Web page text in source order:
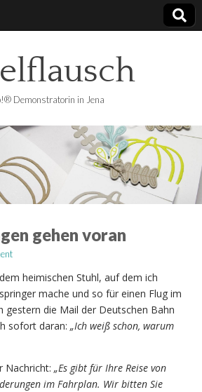
Demonstratorin in Jena
gehen voran
heimischen Stuhl, auf dem ich
mache und so für einen Flug im
gestern die Mail der Deutschen Bahn
sofort daran: „Ich weiß schon, warum
Nachricht: „Es gibt für Ihre Reise von
im Fahrplan. Wir bitten Sie